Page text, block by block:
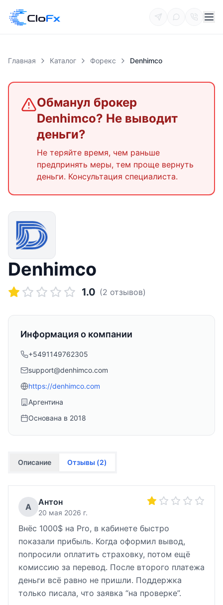
Главная Каталог Форекс Denhimco
Обманул брокер
Denhimco? Не выводит
деньги?
Не теряйте время, чем раньше
предпринять меры, тем проще вернуть
деньги. Консультация специалиста.
Denhimco
1.0 (2 отзывов)
Информация о компании
+5491149762305
support@denhimco.com
https://denhimco.com
Аргентина
Основана в 2018
Описание Отзывы (2)
А Антон
20 мая 2026 г.
Внёс 1000$ на Pro, в кабинете быстро
показали прибыль. Когда оформил вывод,
попросили оплатить страховку, потом ещё
комиссию за перевод. После второго платежа
деньги всё равно не пришли. Поддержка
только писала, что заявка “на проверке”.